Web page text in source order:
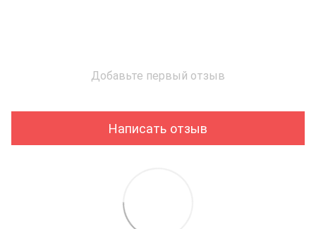
Добавьте первый отзыв
Написать отзыв